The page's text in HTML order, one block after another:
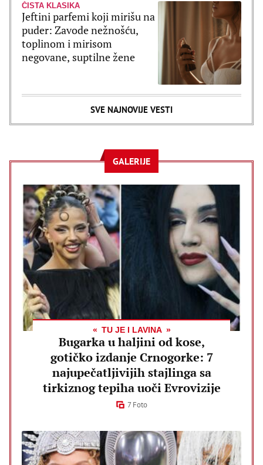
ČISTA KLASIKA
Jeftini parfemi koji mirišu na
puder: Zavode nežnošću,
toplinom i mirisom
negovane, suptilne žene
SVE NAJNOVIJE VESTI
GALERIJE
TU JE I LAVINA
Bugarka u haljini od kose,
gotičko izdanje Crnogorke: 7
najupečatljivijih stajlinga sa
tirkiznog tepiha uoči Evrovizije
7 Foto